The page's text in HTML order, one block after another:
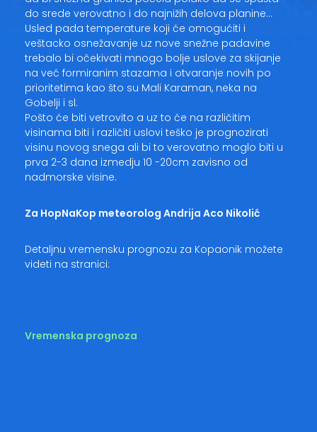
do srede verovatno i do najnižih delova planine…
Usled pada temperature koji će omogućiti i
veštacko osnežavanje uz nove snežne padavine
trebalo bi očekivati mnogo bolje uslove za skijanje
na već formiranim stazama i otvaranje novih po
prioritetima kao što su Mali Karaman, neka na
Gobelji i sl.
Pošto će biti vetrovito a uz to će na različitim
visinama biti i različiti uslovi teško je prognozirati
visinu novog snega ali bi to verovatno moglo biti u
prva 2-3 dana izmedju 10 -20cm zavisno od
nadmorske visine.
Za HopNaKop meteorolog Andrija Aco Nikolić
Detaljnu vremensku prognozu za Kopaonik možete
videti na stranici:
Vremenska prognoza